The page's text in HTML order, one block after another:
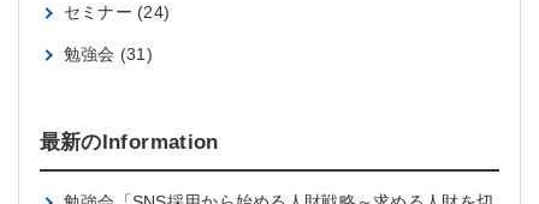
セミナー (24)
勉強会 (31)
最新のInformation